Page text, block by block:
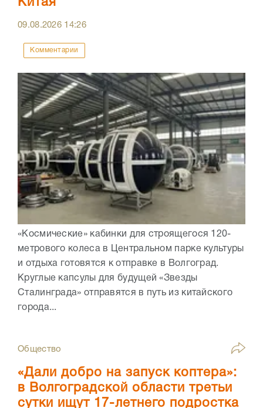
Китая
09.08.2026 14:26
Комментарии
«Космические» кабинки для строящегося 120-
метрового колеса в Центральном парке культуры
и отдыха готовятся к отправке в Волгоград.
Круглые капсулы для будущей «Звезды
Сталинграда» отправятся в путь из китайского
города...
Общество
«Дали добро на запуск коптера»:
в Волгоградской области третьи
сутки ищут 17-летнего подростка